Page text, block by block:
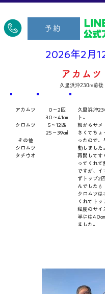
予約
2026年2月
アカムツ
久里浜沖230m前後
久里浜沖
ト。
朝からサメ
さくてちょ
ったので、
動しました。
再開してす
ってくれて
ですが、イ
ずトップ2
んでした💧
クロムツは
くれてト
程度のサイ
半には40
ました。
0～2匹
30～41㎝
5～12匹
25～39㎠
アカムツ
クロムツ
その他
シロムツ
タチウオ